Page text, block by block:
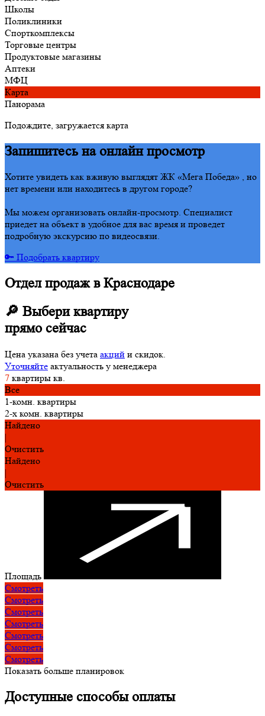
Школы
Поликлиники
Спорткомплексы
Торговые центры
Продуктовые магазины
Аптеки
МФЦ
Карта
Панорама
Подождите, загружается карта
Запишитесь на онлайн просмотр
Хотите увидеть как вживую выглядят ЖК «Мега Победа» , но
нет времени или находитесь в другом городе?
Мы можем организовать онлайн-просмотр. Специалист
приедет на объект в удобное для вас время и проведет
подробную экскурсию по видеосвязи.
🔑 Подобрать квартиру
Отдел продаж в Краснодаре
🔎 Выбери квартиру
прямо сейчас
Цена указана без учета акций и скидок.
Уточняйте актуальность у менеджера
7 квартиры кв.
Все
1-комн. квартиры
2-х комн. квартиры
Найдено
|
Очистить
Найдено
|
Очистить
Площадь
Смотреть
Смотреть
Смотреть
Смотреть
Смотреть
Смотреть
Смотреть
Показать больше планировок
Доступные способы оплаты